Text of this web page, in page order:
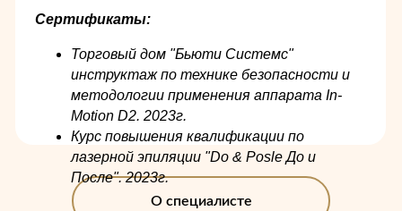
О специалисте
Сертификаты:
Торговый дом "Бьюти Системс"
инструктаж по технике безопасности и
методологии применения аппарата In-
Motion D2. 2023г.
Курс повышения квалификации по
лазерной эпиляции "Do & Posle До и
После". 2023г.